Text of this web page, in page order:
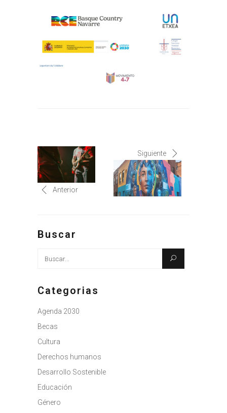
Anterior
Siguiente
Buscar
Categorias
Agenda 2030
Becas
Cultura
Derechos humanos
Desarrollo Sostenible
Educación
Género